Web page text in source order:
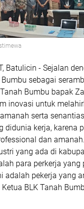
Batulicin - Sejalan
sebagai
Bumbu bapak
inovasi untuk
serta
didunia kerja, karena
dan
yang ada di
para perkerja
adalah pekerja yang
BLK Tanah